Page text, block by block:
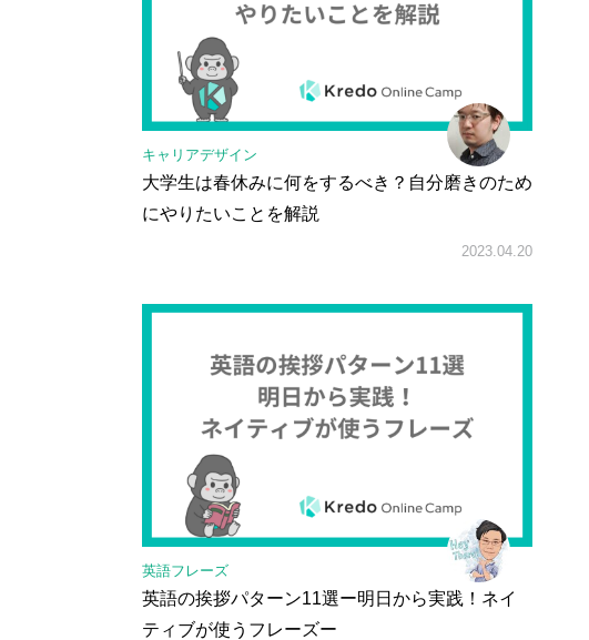
キャリアデザイン
大学生は春休みに何をするべき？自分磨きのため
にやりたいことを解説
2023.04.20
英語フレーズ
英語の挨拶パターン11選ー明日から実践！ネイ
ティブが使うフレーズー